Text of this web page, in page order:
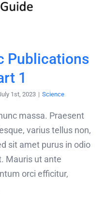
Publications
1
1st, 2023 | Science
massa. Praesent
varius tellus non,
sit amet purus in odio
Mauris ut ante
orci efficitur,